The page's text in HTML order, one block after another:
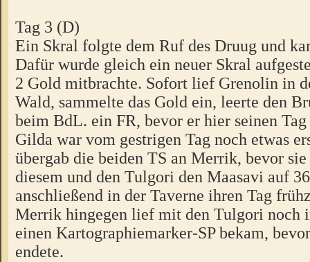
Tag 3 (D)
Ein Skral folgte dem Ruf des Druug und
Dafür wurde gleich ein neuer Skral
2 Gold mitbrachte. Sofort lief Grenolin in
Wald, sammelte das Gold ein, leerte den
beim BdL. ein FR, bevor er hier seinen Tag
Gilda war vom gestrigen Tag noch etwas
übergab die beiden TS an Merrik, bevor
diesem und den Tulgori den Maasavi auf
anschließend in der Taverne ihren Tag
Merrik hingegen lief mit den Tulgori noch
einen Kartographiemarker-SP bekam,
endete.